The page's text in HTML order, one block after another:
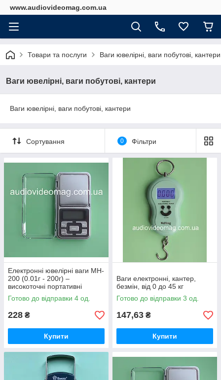
www.audiovideomag.com.ua
Товари та послуги Ваги ювелірні, ваги побутові, кантери
Ваги ювелірні, ваги побутові, кантери
Ваги ювелірні, ваги побутові, кантери
Сортування 0 Фільтри
Електронні ювелірні ваги MH-
200 (0.01г - 200г) –
високоточні портативні
кишенькові ваги
Готово до відправки 4 од.
228 ₴
Купити
Ваги електронні, кантер,
безмін, від 0 до 45 кг
Готово до відправки 3 од.
147,63 ₴
Купити